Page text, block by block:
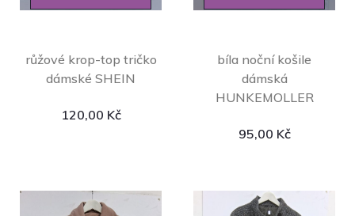
růžové krop-top tričko
dámské SHEIN
120,00 Kč
bíla noční košile
dámská
HUNKEMOLLER
95,00 Kč